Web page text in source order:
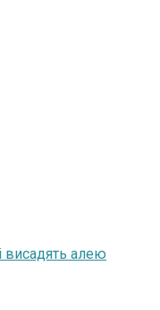
висадять алею